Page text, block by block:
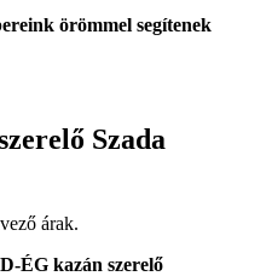
örömmel segítenek
Szada
árak.
D-ÉG kazán szerelő